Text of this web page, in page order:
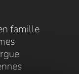
famille